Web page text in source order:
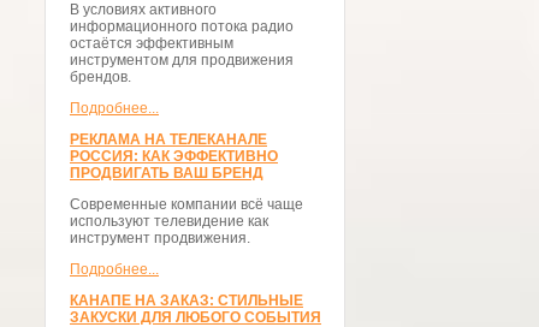
В условиях активного
информационного потока радио
остаётся эффективным
инструментом для продвижения
брендов.
Подробнее...
РЕКЛАМА НА ТЕЛЕКАНАЛЕ
РОССИЯ: КАК ЭФФЕКТИВНО
ПРОДВИГАТЬ ВАШ БРЕНД
Современные компании всё чаще
используют телевидение как
инструмент продвижения.
Подробнее...
КАНАПЕ НА ЗАКАЗ: СТИЛЬНЫЕ
ЗАКУСКИ ДЛЯ ЛЮБОГО СОБЫТИЯ